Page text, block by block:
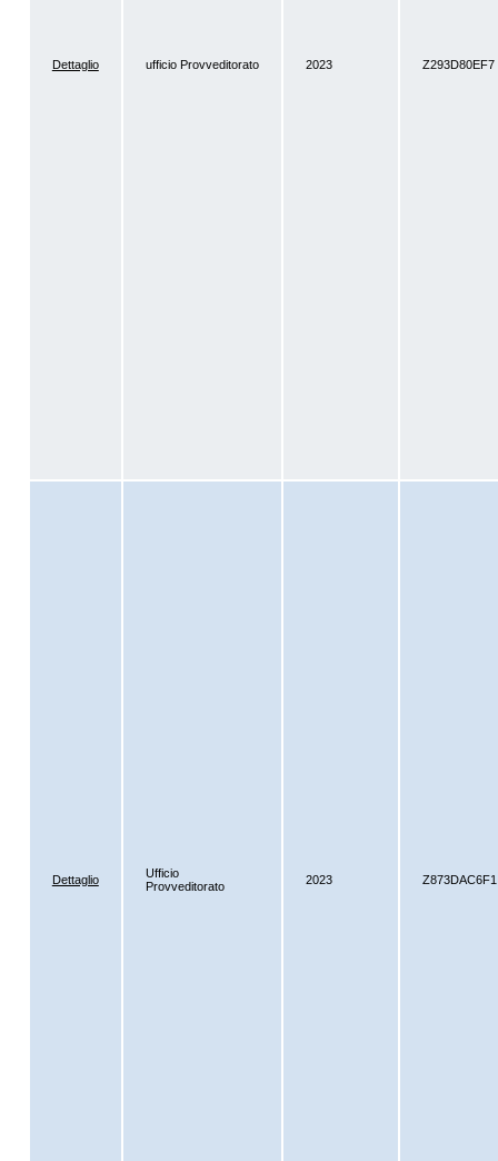
Dettaglio ufficio Provveditorato 2023 Z293D80EF7
Dettaglio
Ufficio
Provveditorato
2023 Z873DAC6F1